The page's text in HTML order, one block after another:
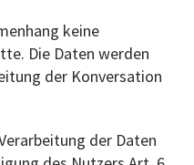
keine
Die Daten werden
der Konversation
der Daten